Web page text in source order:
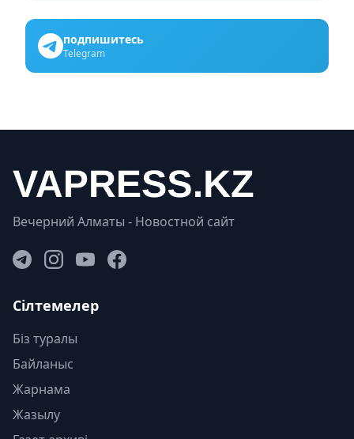
подпишитесь
Telegram
Вечерний Алматы - Новостной сайт
Сілтемелер
Біз туралы
Байланыс
Жарнама
Жазылу